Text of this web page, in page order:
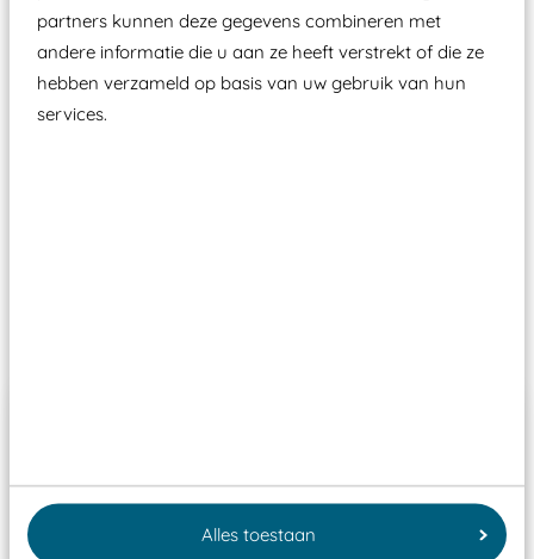
partners kunnen deze gegevens combineren met
andere informatie die u aan ze heeft verstrekt of die ze
hebben verzameld op basis van uw gebruik van hun
services.
Alles toestaan
Elk speeltoestel in de openbare ruimte voorzien
moet zijn van een typekeuring, -plaatje en
certificering, uitgegeven door een Nederlands